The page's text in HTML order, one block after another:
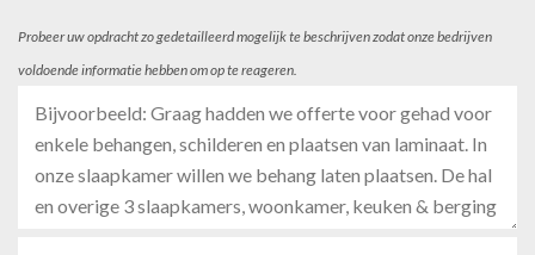
Probeer uw opdracht zo gedetailleerd mogelijk te beschrijven zodat onze bedrijven
voldoende informatie hebben om op te reageren.